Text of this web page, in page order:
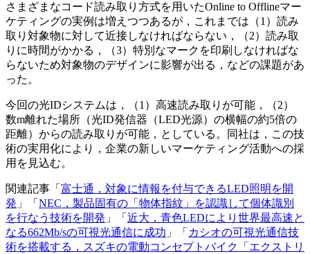
さまざまなコード読み取り方式を用いたOnline to Offlineマー
ケティングの実例は増えつつあるが，これまでは（1）読み
取り対象物に対して近接しなければならない，（2）読み取
りに時間がかかる，（3）特別なマークを印刷しなければな
らないため対象物のデザインに影響が出る，などの課題があ
った。
今回の光IDシステムは，（1）高速読み取りが可能，（2）
数m離れた場所（光ID発信器（LED光源）の横幅の約5倍の
距離）からの読み取りが可能，としている。同社は，この技
術の実用化により，企業の新しいマーケティング活動への採
用を見込む。
関連記事「 富士通，対象に情報を付与できるLED照明を開
発 」「 NEC，製品固有の「物体指紋」を認識して個体識別
を行なう技術を開発 」「 近大，青色LEDにより世界最高速と
なる662Mb/sの可視光通信に成功 」「 カシオの可視光通信技
術を搭載する，スズキの電動コンセプトバイク「エクストリ